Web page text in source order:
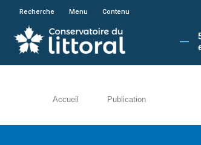
En poursuivant votre
Recherche Menu Contenu
Accueil Publication